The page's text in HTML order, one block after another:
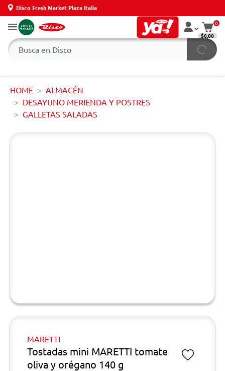
Disco Fresh Market Plaza Italia
0
$0,00
HOME
ALMACÉN
DESAYUNO MERIENDA Y POSTRES
GALLETAS SALADAS
MARETTI
Tostadas mini MARETTI tomate
oliva y orégano 140 g